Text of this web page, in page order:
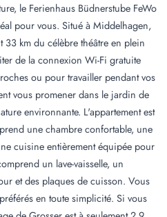
le Ferienhaus Büdnerstube FeWo
pour vous. Situé à Middelhagen,
33 km du célèbre théâtre en plein
de la connexion Wi-Fi gratuite
ou pour travailler pendant vos
vous promener dans le jardin de
environnante. L'appartement est
une chambre confortable, une
cuisine entièrement équipée pour
un lave-vaisselle, un
et des plaques de cuisson. Vous
en toute simplicité. Si vous